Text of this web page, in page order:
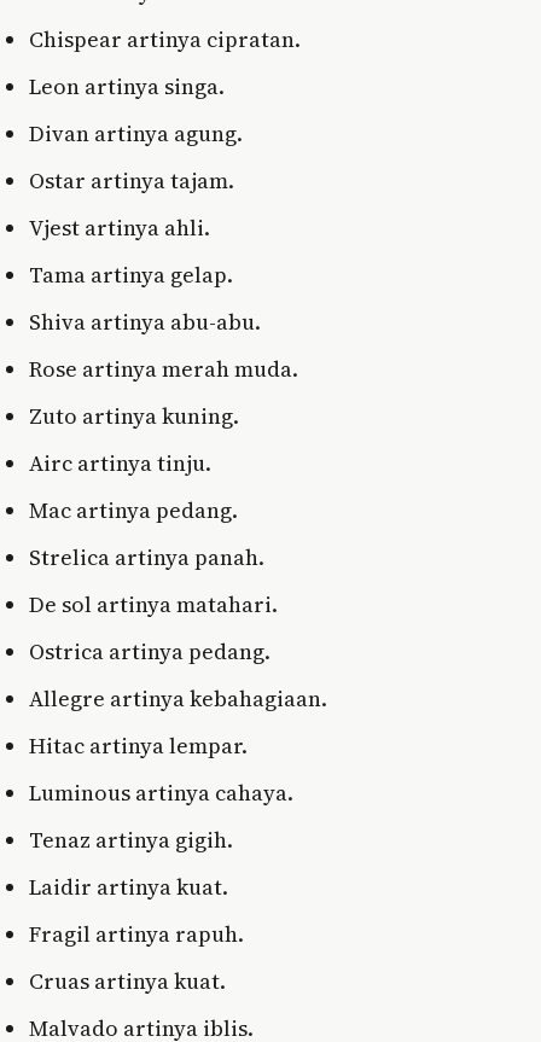
Chispear artinya cipratan.
Leon artinya singa.
Divan artinya agung.
Ostar artinya tajam.
Vjest artinya ahli.
Tama artinya gelap.
Shiva artinya abu-abu.
Rose artinya merah muda.
Zuto artinya kuning.
Airc artinya tinju.
Mac artinya pedang.
Strelica artinya panah.
De sol artinya matahari.
Ostrica artinya pedang.
Allegre artinya kebahagiaan.
Hitac artinya lempar.
Luminous artinya cahaya.
Tenaz artinya gigih.
Laidir artinya kuat.
Fragil artinya rapuh.
Cruas artinya kuat.
Malvado artinya iblis.